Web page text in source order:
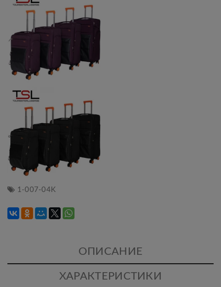
1-007-04K
ОПИСАНИЕ
ХАРАКТЕРИСТИКИ